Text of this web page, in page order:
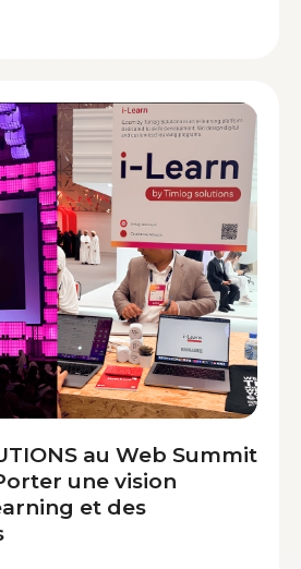
au Web Summit
une vision
et des